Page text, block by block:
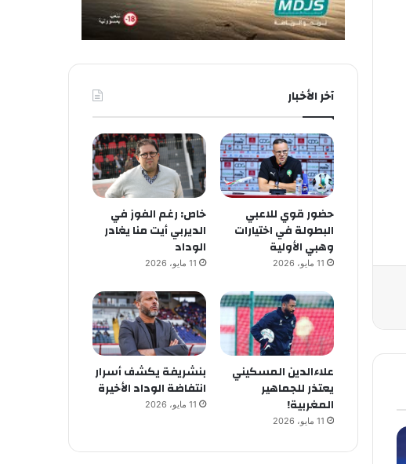
آخر الأخبار
حضور قوي للاعبي
البطولة في اختيارات
وهبي الأولية
11 مايو، 2026
خاص: رغم الفوز في
الديربي أيت منا يغادر
الوداد
11 مايو، 2026
علاءالدين المسكيني
يعتذر للجماهير
المغربية!
11 مايو، 2026
بنشريفة يكشف أسرار
انتفاضة الوداد الأخيرة
11 مايو، 2026